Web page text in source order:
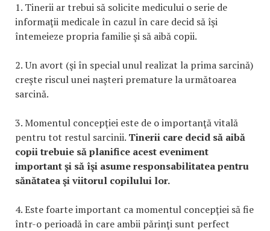
1. Tinerii ar trebui să solicite medicului o serie de
informaţii medicale în cazul în care decid să îşi
întemeieze propria familie şi să aibă copii.
2. Un avort (şi în special unul realizat la prima sarcină)
creşte riscul unei naşteri premature la următoarea
sarcină.
3. Momentul concepţiei este de o importanţă vitală
pentru tot restul sarcinii. Tinerii care decid să aibă
copii trebuie să planifice acest eveniment
important şi să îşi asume responsabilitatea pentru
sănătatea şi viitorul copilului lor.
4. Este foarte important ca momentul concepţiei să fie
într-o perioadă în care ambii părinţi sunt perfect